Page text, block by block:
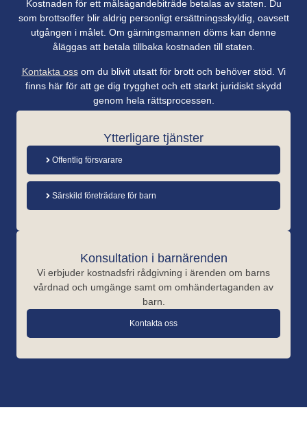
Kostnaden för ett målsägandebiträde betalas av staten. Du
som brottsoffer blir aldrig personligt ersättningsskyldig, oavsett
utgången i målet. Om gärningsmannen döms kan denne
åläggas att betala tillbaka kostnaden till staten.
Kontakta ossom du blivit utsatt för brott och behöver stöd. Vi
finns här för att ge dig trygghet och ett starkt juridiskt skydd
genom hela rättsprocessen.
Ytterligare tjänster
Offentlig försvarare
Särskild företrädare för barn
Konsultation i barnärenden
Vi erbjuder kostnadsfri rådgivning i ärenden om barns
vårdnad och umgänge samt om omhändertaganden av
barn.
Kontakta oss